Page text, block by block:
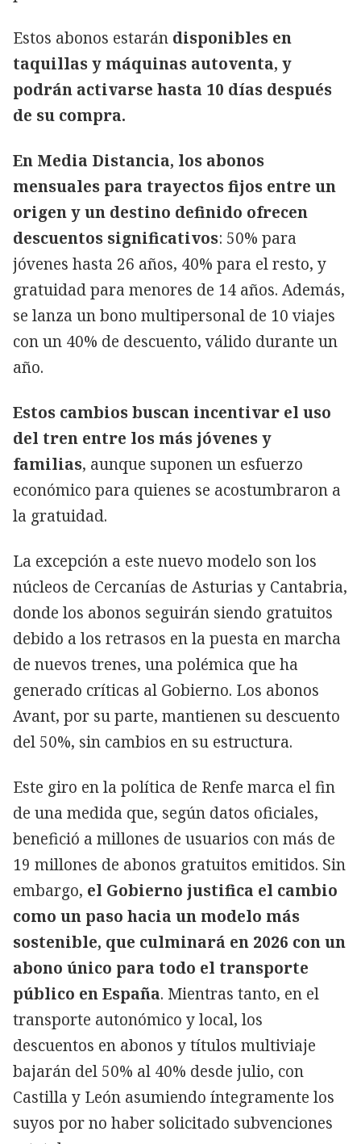
Estos abonos estarán disponibles en
taquillas y máquinas autoventa, y
podrán activarse hasta 10 días después
de su compra.
En Media Distancia, los abonos
mensuales para trayectos fijos entre un
origen y un destino definido ofrecen
descuentos significativos: 50% para
jóvenes hasta 26 años, 40% para el resto, y
gratuidad para menores de 14 años. Además,
se lanza un bono multipersonal de 10 viajes
con un 40% de descuento, válido durante un
año.
Estos cambios buscan incentivar el uso
del tren entre los más jóvenes y
familias, aunque suponen un esfuerzo
económico para quienes se acostumbraron a
la gratuidad.
La excepción a este nuevo modelo son los
núcleos de Cercanías de Asturias y Cantabria,
donde los abonos seguirán siendo gratuitos
debido a los retrasos en la puesta en marcha
de nuevos trenes, una polémica que ha
generado críticas al Gobierno. Los abonos
Avant, por su parte, mantienen su descuento
del 50%, sin cambios en su estructura.
Este giro en la política de Renfe marca el fin
de una medida que, según datos oficiales,
benefició a millones de usuarios con más de
19 millones de abonos gratuitos emitidos. Sin
embargo, el Gobierno justifica el cambio
como un paso hacia un modelo más
sostenible, que culminará en 2026 con un
abono único para todo el transporte
público en España. Mientras tanto, en el
transporte autonómico y local, los
descuentos en abonos y títulos multiviaje
bajarán del 50% al 40% desde julio, con
Castilla y León asumiendo íntegramente los
suyos por no haber solicitado subvenciones